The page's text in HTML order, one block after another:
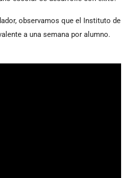
observamos que el Instituto de
a una semana por alumno.